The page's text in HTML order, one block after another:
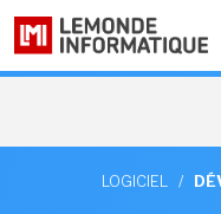
LOGICIEL /